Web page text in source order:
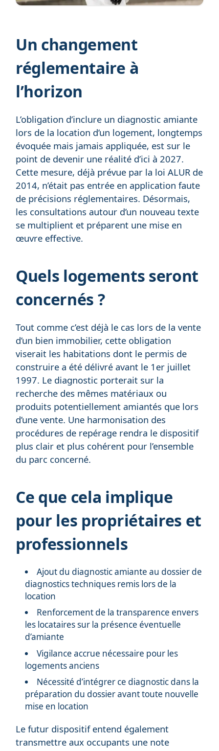
Un changement
réglementaire à
l’horizon
L’obligation d’inclure un diagnostic amiante
lors de la location d’un logement, longtemps
évoquée mais jamais appliquée, est sur le
point de devenir une réalité d’ici à 2027.
Cette mesure, déjà prévue par la loi ALUR de
2014, n’était pas entrée en application faute
de précisions réglementaires. Désormais,
les consultations autour d’un nouveau texte
se multiplient et préparent une mise en
œuvre effective.
Quels logements seront
concernés ?
Tout comme c’est déjà le cas lors de la vente
d’un bien immobilier, cette obligation
viserait les habitations dont le permis de
construire a été délivré avant le 1er juillet
1997. Le diagnostic porterait sur la
recherche des mêmes matériaux ou
produits potentiellement amiantés que lors
d’une vente. Une harmonisation des
procédures de repérage rendra le dispositif
plus clair et plus cohérent pour l’ensemble
du parc concerné.
Ce que cela implique
pour les propriétaires et
professionnels
Ajout du diagnostic amiante au dossier de
diagnostics techniques remis lors de la
location
Renforcement de la transparence envers
les locataires sur la présence éventuelle
d’amiante
Vigilance accrue nécessaire pour les
logements anciens
Nécessité d’intégrer ce diagnostic dans la
préparation du dossier avant toute nouvelle
mise en location
Le futur dispositif entend également
transmettre aux occupants une note